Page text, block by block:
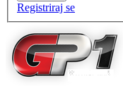
Registriraj se